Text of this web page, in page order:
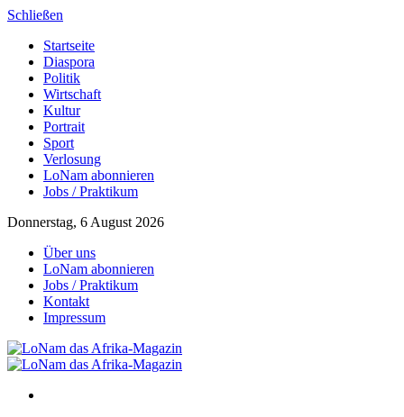
Schließen
Startseite
Diaspora
Politik
Wirtschaft
Kultur
Portrait
Sport
Verlosung
LoNam abonnieren
Jobs / Praktikum
Donnerstag, 6 August 2026
Über uns
LoNam abonnieren
Jobs / Praktikum
Kontakt
Impressum